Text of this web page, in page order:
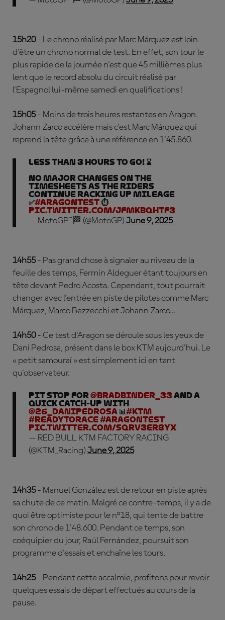
15h20- Le chrono réalisé par Marc Márquez est loin
d'être un chrono normal de test. En effet, son tour le
plus rapide de la journée n'est que 45 millièmes plus
lent que le record absolu du circuit réalisé par
l'Espagnol lui-même samedi en qualifications !
15h05- Moins de trois heures restantes en Aragon.
Johann Zarco accélère mais c'est Marc Márquez qui
reprend la tête grâce à une référence en 1'45.860.
Less than 3 hours to go! ⌛
No major changes on the
timesheets as the riders
continue racking up mileage
✅#AragonTest ⏱️
pic.twitter.com/jFMKBQHtf3
— MotoGP™🏁 (@MotoGP) June 9, 2025
14h55- Pas grand chose à signaler au niveau de la
feuille des temps, Fermín Aldeguer étant toujours en
tête devant Pedro Acosta. Cependant, tout pourrait
changer avec l'entrée en piste de pilotes comme Marc
Márquez, Marco Bezzecchi et Johann Zarco…
14h50- Ce test d'Aragon se déroule sous les yeux de
Dani Pedrosa, présent dans le box KTM aujourd'hui. Le
« petit samouraï » est simplement ici en tant
qu'observateur.
Pit stop for @BradBinder_33 and a
quick catch-up with
@26_DaniPedrosa 📊#KTM
#ReadyToRace#AragonTest
pic.twitter.com/SqRv3eR8Yx
— RED BULL KTM FACTORY RACING
(@KTM_Racing) June 9, 2025
14h35- Manuel González est de retour en piste après
sa chute de ce matin. Malgré ce contre-temps, il y a de
quoi être optimiste pour le n°18, qui tente de battre
son chrono de 1'48.600. Pendant ce temps, son
coéquipier du jour, Raúl Fernández, poursuit son
programme d'essais et enchaîne les tours.
14h25- Pendant cette accalmie, profitons pour revoir
quelques essais de départ effectués au cours de la
pause.